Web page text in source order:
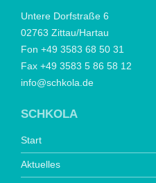
Untere Dorfstraße 6
02763 Zittau/Hartau
Fon +49 3583 68 50 31
Fax +49 3583 5 86 58 12
info@schkola.de
SCHKOLA
Start
Aktuelles